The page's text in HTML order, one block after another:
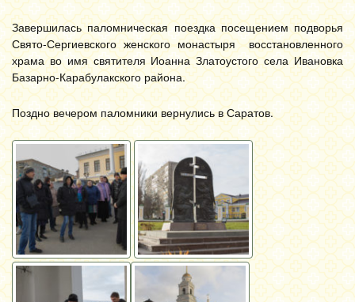
Завершилась паломническая поездка посещением подворья
Свято-Сергиевского женского монастыря восстановленного
храма во имя святителя Иоанна Златоустого села Ивановка
Базарно-Карабулакского района.
Поздно вечером паломники вернулись в Саратов.